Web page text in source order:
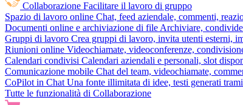
Collaborazione Facilitare il lavoro di gruppo
Spazio di lavoro online Chat, feed aziendale, commenti,
Documenti online e archiviazione di file Archiviare,
Gruppi di lavoro Crea gruppi di lavoro, invita utenti esterni,
Riunioni online Videochiamate, videoconferenze,
Calendari condivisi Calendari aziendali e personali, slot
Comunicazione mobile Chat del team, videochiamate,
CoPilot in Chat Una fonte illimitata di idee, testi generati
Tutte le funzionalità di Collaborazione